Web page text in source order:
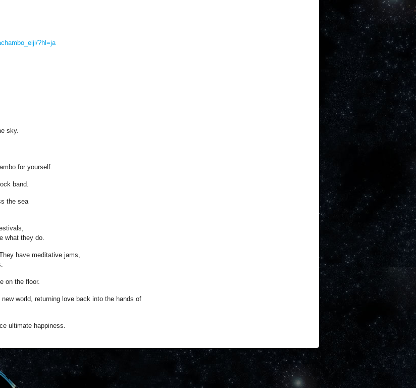
?hl=ja
sky.
for yourself.
band.
the sea
what they do.
have meditative jams,
on the floor.
world, returning love back into the hands of
ultimate happiness.